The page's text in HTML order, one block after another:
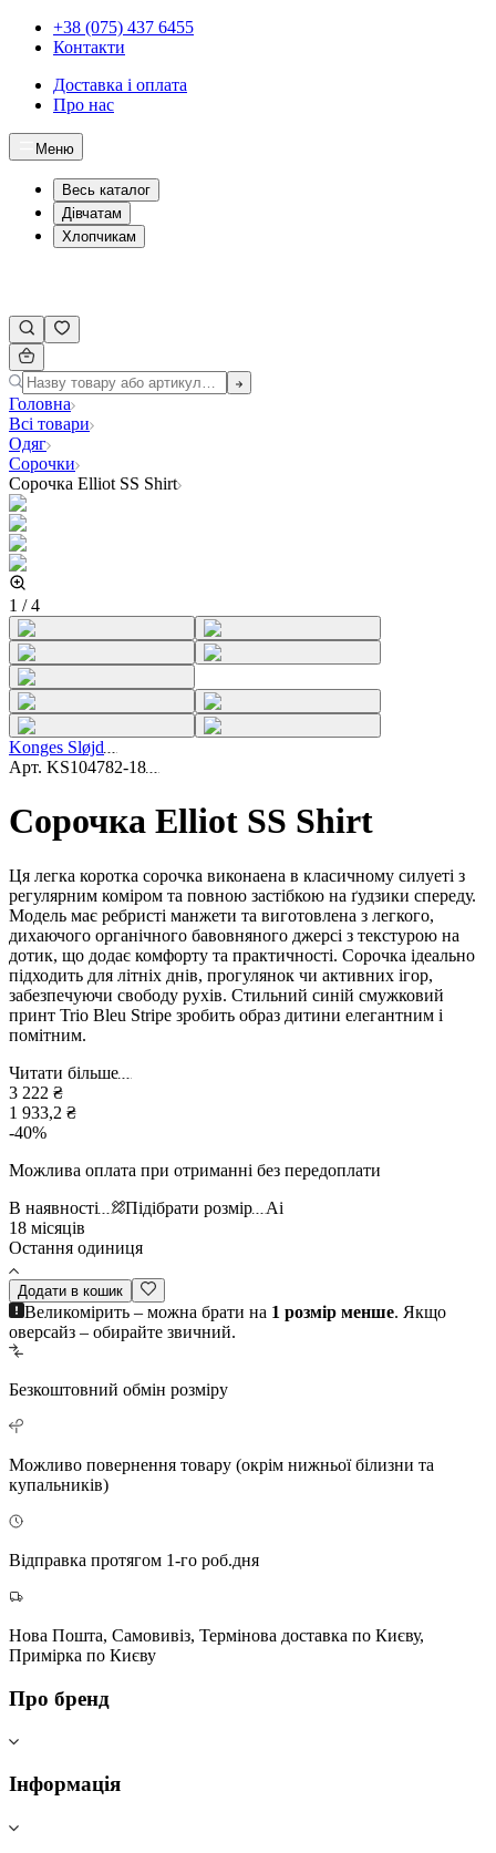
+38 (075) 437 6455
Контакти
Доставка і оплата
Про нас
Меню
Весь каталог
Дівчатам
Хлопчикам
Головна
Всі товари
Одяг
Сорочки
Cорочка Elliot SS Shirt
1 /4
Konges Sløjd
Арт. KS104782-18
Cорочка Elliot SS Shirt
Ця легка коротка сорочка виконаена в класичному силуеті з
регулярним коміром та повною застібкою на ґудзики спереду.
Модель має ребристі манжети та виготовлена з легкого,
дихаючого органічного бавовняного джерсі з текстурою на
дотик, що додає комфорту та практичності. Сорочка ідеально
підходить для літніх днів, прогулянок чи активних ігор,
забезпечуючи свободу рухів. Стильний синій смужковий
принт Trio Bleu Stripe зробить образ дитини елегантним і
помітним.
Читати більше
3 222 ₴
1 933,2 ₴
-40%
Можлива оплата при отриманні без передоплати
В наявності
Підібрати розмір
Ai
18 місяців
Остання одиниця
Додати в кошик
Великомірить – можна брати на 1 розмір менше. Якщо
оверсайз – обирайте звичний.
Безкоштовний обмін розміру
Можливо повернення товару (окрім нижньої білизни та
купальників)
Відправка протягом 1-го роб.дня
Нова Пошта, Самовивіз, Термінова доставка по Києву,
Примірка по Києву
Про бренд
Інформація